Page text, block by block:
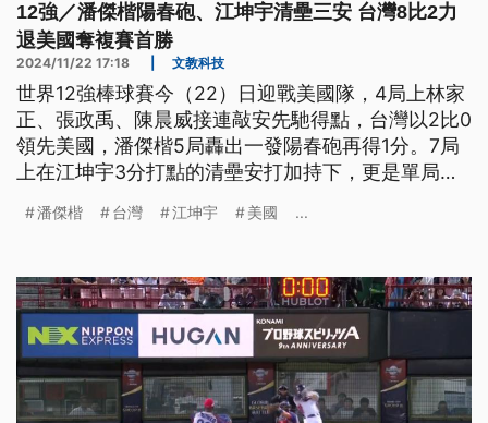
12強／潘傑楷陽春砲、江坤宇清壘三安 台灣8比2力
退美國奪複賽首勝
2024/11/22 17:18 文教科技
世界12強棒球賽今（22）日迎戰美國隊，4局上林家
正、張政禹、陳晨威接連敲安先馳得點，台灣以2比0
領先美國，潘傑楷5局轟出一發陽春砲再得1分。7局
上在江坤宇3分打點的清壘安打加持下，更是單局連
次交手日本隊。
潘傑楷 台灣 江坤宇 美國 ...